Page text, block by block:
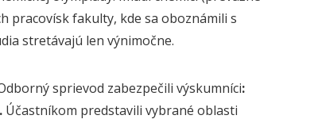
pracovísk fakulty, kde sa oboznámili s
stretávajú len výnimočne.
sprievod zabezpečili výskumníci:
Účastníkom predstavili vybrané oblasti